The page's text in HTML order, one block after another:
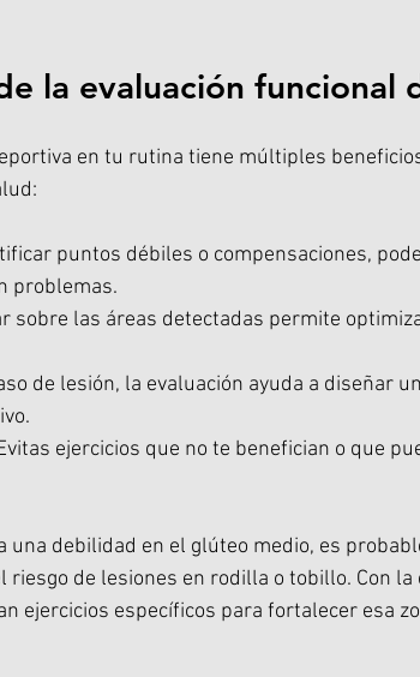
la evaluación funcional
en tu rutina tiene múltiples
puntos débiles o compensaciones,
problemas.
sobre las áreas detectadas permite
de lesión, la evaluación ayuda a diseñar
ejercicios que no te benefician o que
debilidad en el glúteo medio, es
de lesiones en rodilla o tobillo. Con la
ejercicios específicos para fortalecer esa